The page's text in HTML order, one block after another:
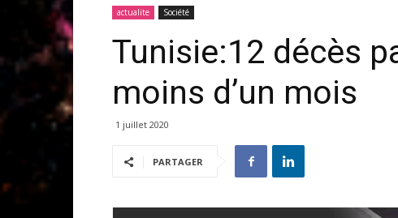
actualite Société
Tunisie:12 décès
moins d’un mois
1 juillet 2020
PARTAGER